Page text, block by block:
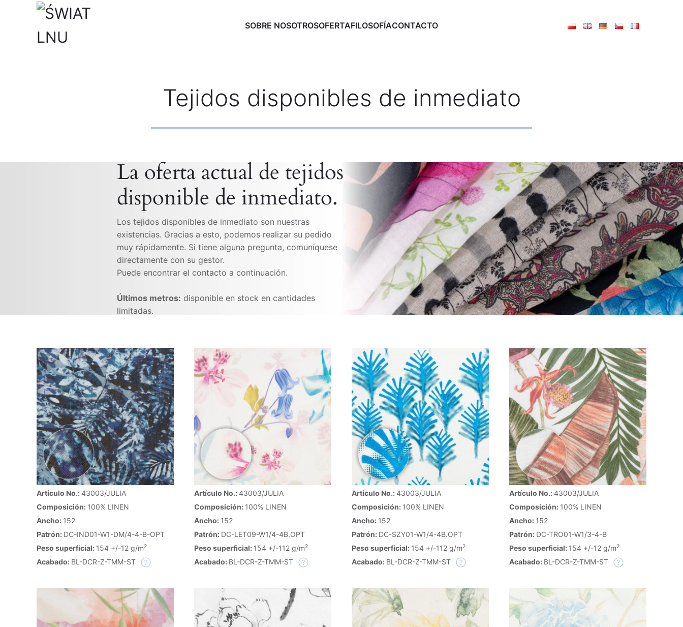
SOBRE NOSOTROSOFERTAFILOSOFÍACONTACTO
Tejidos disponibles de inmediato
La oferta actual de tejidos
disponible de inmediato.
Los tejidos disponibles de inmediato son nuestras
existencias. Gracias a esto, podemos realizar su pedido
muy rápidamente. Si tiene alguna pregunta, comuníquese
directamente con su gestor.
Puede encontrar el contacto a continuación.
Últimos metros: disponible en stock en cantidades
limitadas.
Artículo No.:43003/JULIA
Composición: 100% LINEN
Ancho: 152
Patrón: DC-IND01-W1-DM/4-4-B-OPT
Peso superficial: 154 +/-12 g/m2
Acabado: BL-DCR-Z-TMM-ST
Artículo No.:43003/JULIA
Composición: 100% LINEN
Ancho: 152
Patrón: DC-LET09-W1/4-4B.OPT
Peso superficial: 154 +/-112 g/m2
Acabado: BL-DCR-Z-TMM-ST
Artículo No.:43003/JULIA
Composición: 100% LINEN
Ancho: 152
Patrón: DC-SZY01-W1/4-4B.OPT
Peso superficial: 154 +/-112 g/m2
Acabado: BL-DCR-Z-TMM-ST
Artículo No.:43003/JULIA
Composición: 100% LINEN
Ancho: 152
Patrón: DC-TRO01-W1/3-4-B
Peso superficial: 154 +/-12 g/m2
Acabado: BL-DCR-Z-TMM-ST